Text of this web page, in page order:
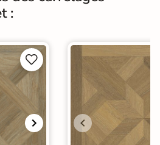
imitation parquet intérieur
Carrelage Gris
salon moderne|
Chambre
|Carrelage WC
Carrelage garage
:

